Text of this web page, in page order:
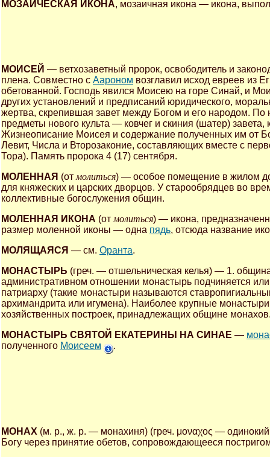
МОЗАИЧЕСКАЯ ИКОНА, мозаичная икона — икона,
МОИСЕЙ — ветхозаветный пророк, освободитель и
плена. Совместно с Аароном возглавил исход евреев из
обетованной. Господь явился Моисею на горе Синай, и
других установлений и предписаний юридического,
жертва, скрепившая завет между Богом и его народом.
предметы нового культа — ковчег и скиния (шатер)
Жизнеописание Моисея и содержание полученных им от
Левит, Числа и Второзаконие, составляющих вместе с
Тора). Память пророка 4 (17) сентября.
МОЛЕННАЯ (от молиться) — особое помещение в жилом
для княжеских и царских дворцов. У старообрядцев во
коллективные богослужения общин.
МОЛЕННАЯ ИКОНА (от молиться) — икона,
размер моленной иконы — одна пядь, отсюда название
МОЛЯЩАЯСЯ — см. Оранта.
МОНАСТЫРЬ (греч. — отшельническая келья) — 1.
административном отношении монастырь подчиняется
патриарху (такие монастыри называются
архимандрита или игумена). Наиболее крупные
хозяйственных построек, принадлежащих общине
МОНАСТЫРЬ СВЯТОЙ ЕКАТЕРИНЫ НА СИНАЕ —
полученного Моисеем .
МОНАХ (м. р., ж. р. — монахиня) (греч. μοναχος —
Богу через принятие обетов, сопровождающееся